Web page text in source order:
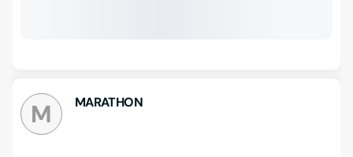
M MARATHON